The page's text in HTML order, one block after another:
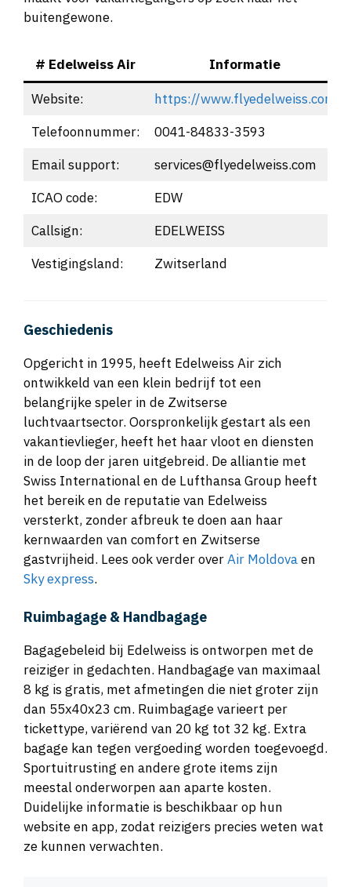
buitengewone.
# Edelweiss Air
Informatie
Website:
https://www.flyedelweiss.com
Telefoonnummer:
0041-84833-3593
Email support:
services@flyedelweiss.com
ICAO code:
EDW
Callsign:
EDELWEISS
Vestigingsland:
Zwitserland
Geschiedenis
Opgericht in 1995, heeft Edelweiss Air zich
ontwikkeld van een klein bedrijf tot een
belangrijke speler in de Zwitserse
luchtvaartsector. Oorspronkelijk gestart als een
vakantievlieger, heeft het haar vloot en diensten
in de loop der jaren uitgebreid. De alliantie met
Swiss International en de Lufthansa Group heeft
het bereik en de reputatie van Edelweiss
versterkt, zonder afbreuk te doen aan haar
kernwaarden van comfort en Zwitserse
gastvrijheid. Lees ook verder overAir Moldovaen
Sky express.
Ruimbagage & Handbagage
Bagagebeleid bij Edelweiss is ontworpen met de
reiziger in gedachten. Handbagage van maximaal
8 kg is gratis, met afmetingen die niet groter zijn
dan 55x40x23 cm. Ruimbagage varieert per
tickettype, variërend van 20 kg tot 32 kg. Extra
bagage kan tegen vergoeding worden toegevoegd.
Sportuitrusting en andere grote items zijn
meestal onderworpen aan aparte kosten.
Duidelijke informatie is beschikbaar op hun
website en app, zodat reizigers precies weten wat
ze kunnen verwachten.